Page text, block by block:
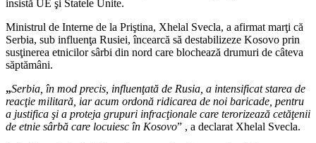
insistă UE şi Statele Unite.
Ministrul de Interne de la Priştina, Xhelal Svecla, a afirmat marţi că
Serbia, sub influenţa Rusiei, încearcă să destabilizeze Kosovo prin
susţinerea etnicilor sârbi din nord care blochează drumuri de câteva
săptămâni.
„Serbia, în mod precis, influenţată de Rusia, a intensificat starea de
reacţie militară, iar acum ordonă ridicarea de noi baricade, pentru
a justifica şi a proteja grupuri infracţionale care terorizează cetăţenii
de etnie sârbă care locuiesc în Kosovo” , a declarat Xhelal Svecla.